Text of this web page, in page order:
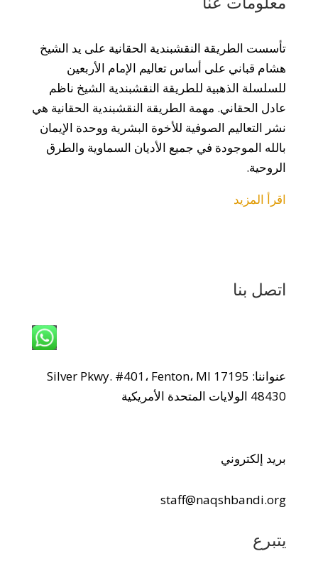
تأسست الطريقة النقشبندية الحقانية على يد الشيخ
هشام قباني على أساس تعاليم الإمام الأربعين
للسلسلة الذهبية للطريقة النقشبندية الشيخ ناظم
عادل الحقاني. مهمة الطريقة النقشبندية الحقانية هي
نشر التعاليم الصوفية للأخوة البشرية ووحدة الإيمان
بالله الموجودة في جميع الأديان السماوية والطرق
الروحية.
اقرأ المزيد
اتصل بنا
عنواننا: 17195 Silver Pkwy. #401، Fenton، MI
48430 الولايات المتحدة الأمريكية
بريد إلكتروني
staff@naqshbandi.org
يتبرع